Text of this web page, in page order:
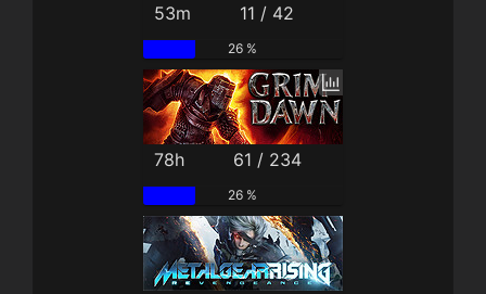
53m 11 / 42
26 %
78h 61 / 234
26 %